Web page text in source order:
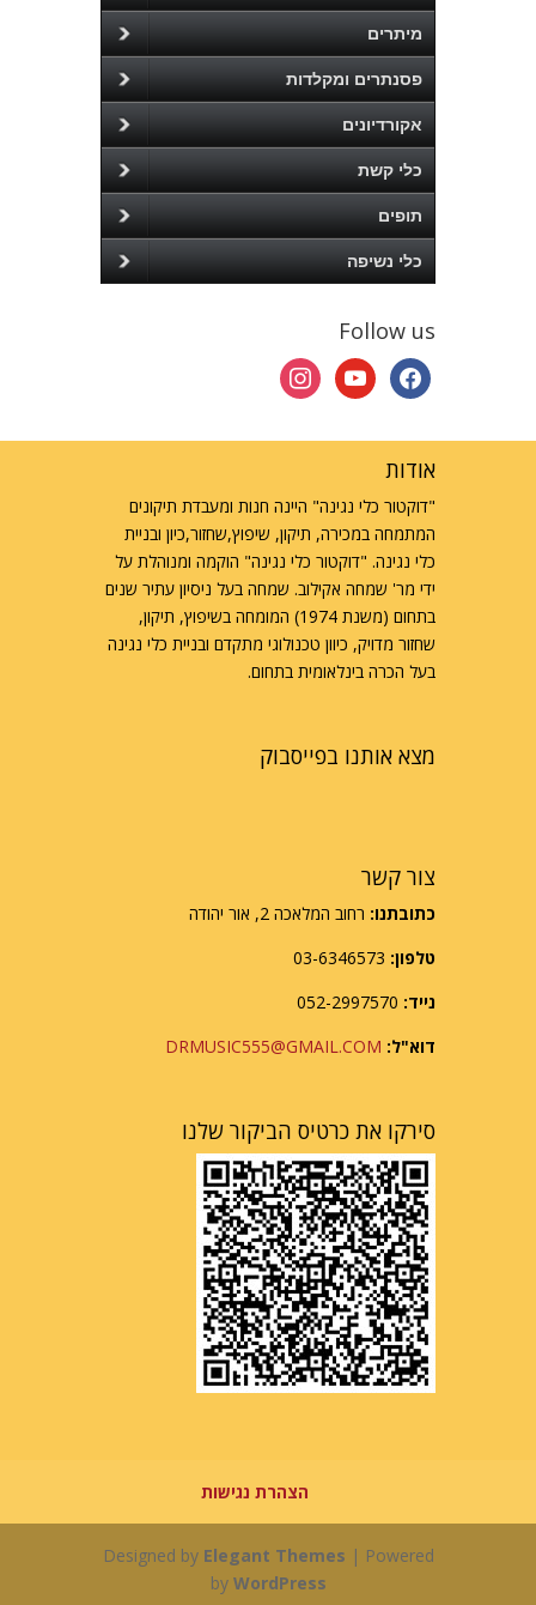
מיתרים
פסנתרים ומקלדות
אקורדיונים
כלי קשת
תופים
כלי נשיפה
Follow us
facebook
youtube
instagram
אודות
"דוקטור כלי נגינה" היינה חנות ומעבדת תיקונים
המתמחה במכירה, תיקון, שיפוץ,שחזור,כיון ובניית
כלי נגינה. "דוקטור כלי נגינה" הוקמה ומנוהלת על
ידי מר' שמחה אקילוב. שמחה בעל ניסיון עתיר שנים
בתחום (משנת 1974) המומחה בשיפוץ, תיקון,
שחזור מדויק, כיוון טכנולוגי מתקדם ובניית כלי נגינה
בעל הכרה בינלאומית בתחום.
מצא אותנו בפייסבוק
צור קשר
כתובתנו: רחוב המלאכה 2, אור יהודה
טלפון:
נייד:
דוא"ל: DRMUSIC555@GMAIL.COM
סירקו את כרטיס הביקור שלנו
הצהרת נגישות
Designed by Elegant Themes | Powered
by WordPress